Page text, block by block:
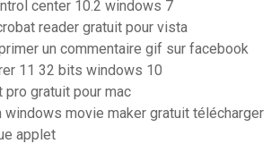
center 10.2 windows 7
reader gratuit pour vista
un commentaire gif sur facebook
11 32 bits windows 10
pro gratuit pour mac
movie maker gratuit télécharger
applet